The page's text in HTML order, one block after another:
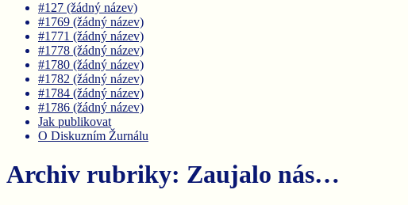
#127 (žádný název)
#1769 (žádný název)
#1771 (žádný název)
#1778 (žádný název)
#1780 (žádný název)
#1782 (žádný název)
#1784 (žádný název)
#1786 (žádný název)
Jak publikovat
O Diskuzním Žurnálu
Archiv rubriky: Zaujalo nás…